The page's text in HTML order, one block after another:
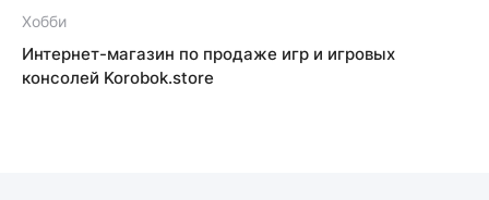
Хобби
Интернет-магазин по продаже игр и игровых
консолей Korobok.store